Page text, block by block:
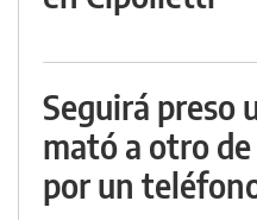
Seguirá preso
mató a otro
por un